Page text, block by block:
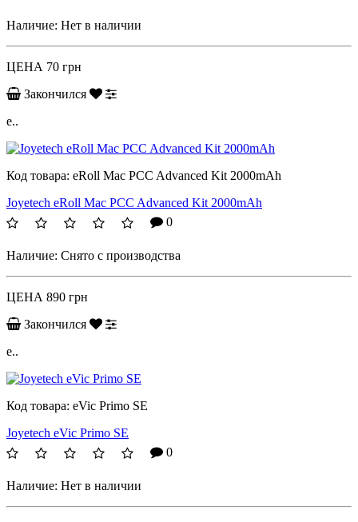
Наличие: Нет в наличии
ЦЕНА 70 грн
Закончился
e..
Код товара: eRoll Mac PCC Advanced Kit 2000mAh
Joyetech eRoll Mac PCC Advanced Kit 2000mAh
0
Наличие: Снято с производства
ЦЕНА 890 грн
Закончился
e..
Код товара: eVic Primo SE
Joyetech eVic Primo SE
0
Наличие: Нет в наличии